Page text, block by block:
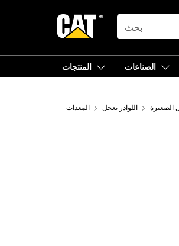
SEARCH
المنتجات الصناعات
المعدات اللوادر بعجل الصغيرة